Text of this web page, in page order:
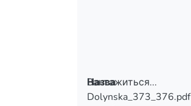
Вантажиться...
Вантажиться...
Назва
Dolynska_373_376.pdf